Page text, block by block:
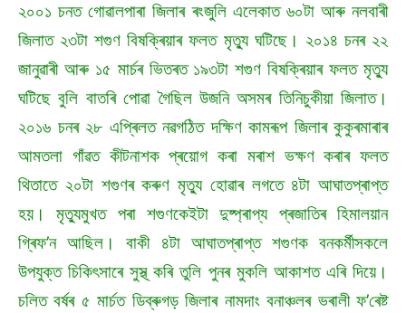
২০০১ চনত গোৱালপাৰা জিলাৰ ৰংজুলি এলেকাত ৬০টা আৰু নলবাৰী
জিলাত ২৩টা শগুণ বিষক্ৰিয়াৰ ফলত মৃত্যু ঘটিছে। ২০১৪ চনৰ ২২
জানুৱাৰী আৰু ১৫ মাৰ্চৰ ভিতৰত ১৯৩টা শগুণ বিষক্ৰিয়াৰ ফলত মৃত্যু
ঘটিছে বুলি বাতৰি পোৱা গৈছিল উজনি অসমৰ তিনিচুকীয়া জিলাত।
২০১৬ চনৰ ২৮ এপ্ৰিলত নৱগঠিত দক্ষিণ কামৰূপ জিলাৰ কুকুৰমাৰাৰ
আমতলা গাঁৱত কীটনাশক প্ৰয়োগ কৰা মৰাশ ভক্ষণ কৰাৰ ফলত
থিতাতে ২০টা শগুণৰ কৰুণ মৃত্যু হোৱাৰ লগতে ৪টা আঘাতপ্ৰাপ্ত
হয়। মৃত্যুমুখত পৰা শগুণকেইটা দুষ্প্ৰাপ্য প্ৰজাতিৰ হিমালয়ান
গ্ৰিফ’ন আছিল। বাকী ৪টা আঘাতপ্ৰাপ্ত শগুণক বনকৰ্মীসকলে
উপযুক্ত চিকিৎসাৰে সুস্থ্ কৰি তুলি পুনৰ মুকলি আকাশত এৰি দিয়ে।
চলিত বৰ্ষৰ ৫ মাৰ্চত ডিব্ৰুগড় জিলাৰ নামদাং বনাঞ্চলৰ ভৰালী ফ’ৰেষ্ট